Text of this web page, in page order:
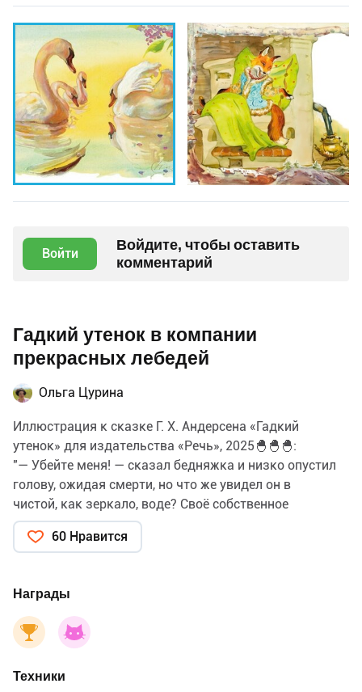
Войти
Войдите, чтобы оставить
комментарий
Гадкий утенок в компании
прекрасных лебедей
Ольга Цурина
Иллюстрация к сказке Г. Х. Андерсена «Гадкий
утенок» для издательства «Речь», 2025🐣🐣🐣:
"— Убейте меня! — сказал бедняжка и низко опустил
голову, ожидая смерти, но что же увидел он в
чистой, как зеркало, воде? Своё собственное
отражение. Но он был уже не гадким тёмно-серым
утёнком,60 Нравится
Награды
Техники